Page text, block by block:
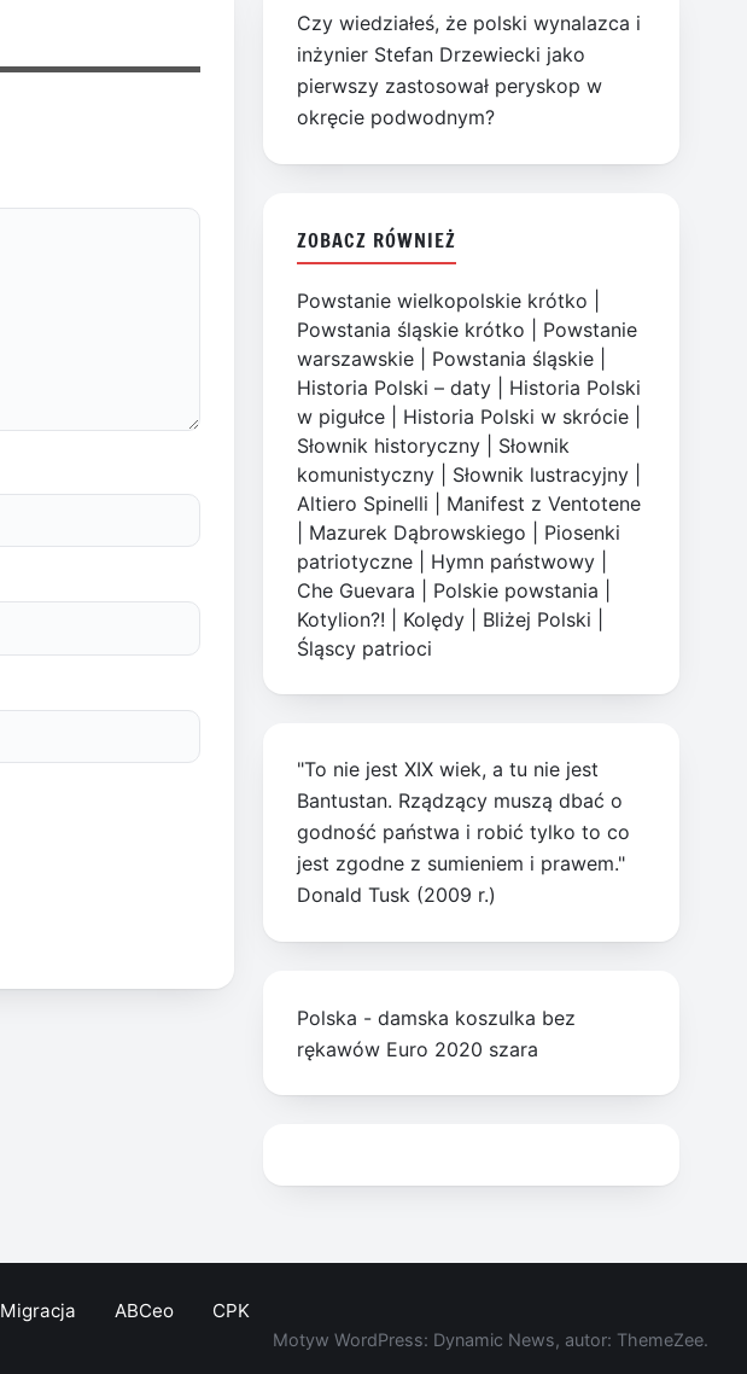
Czy wiedziałeś, że polski wynalazca i
inżynier Stefan Drzewiecki jako
pierwszy zastosował peryskop w
okręcie podwodnym?
ZOBACZ RÓWNIEŻ
Powstanie wielkopolskie krótko
Powstania śląskie krótko
Powstanie
warszawskie
Powstania śląskie
Historia Polski – daty
Historia Polski
w pigułce
Historia Polski w skrócie
Słownik historyczny
Słownik
komunistyczny
Słownik lustracyjny
Altiero Spinelli
Manifest z Ventotene
Mazurek Dąbrowskiego
Piosenki
patriotyczne
Hymn państwowy
Che Guevara
Polskie powstania
Kotylion?!
Kolędy Bliżej Polski
Śląscy patrioci
"To nie jest XIX wiek, a tu nie jest
Bantustan. Rządzący muszą dbać o
godność państwa i robić tylko to co
jest zgodne z sumieniem i prawem."
Donald Tusk (2009 r.)
Polska - damska koszulka bez
rękawów Euro 2020 szara
Migracja ABCeo CPK
Motyw WordPress: Dynamic News, autor: ThemeZee.